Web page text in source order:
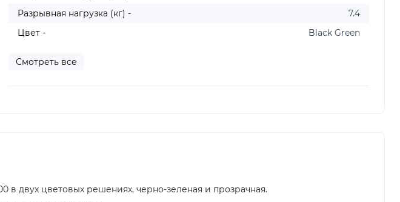
Разрывная нагрузка (кг) -
7.4
Цвет -
Black Green
Смотреть все
в двух цветовых решениях, черно-зеленая и прозрачная.